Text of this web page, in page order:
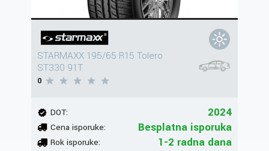
STARMAXX 195/65 R15 Tolero
ST330 91T
0
DOT: 2024
Cena isporuke: Besplatna isporuka
Rok isporuke: 1-2 radna dana